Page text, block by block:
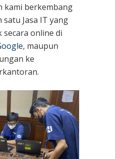
kami berkembang
satu Jasa IT yang
secara online di
, maupun
ke